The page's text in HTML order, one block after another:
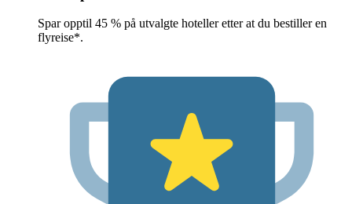
Spar opptil 45 % på utvalgte hoteller etter at du bestiller en
flyreise*.